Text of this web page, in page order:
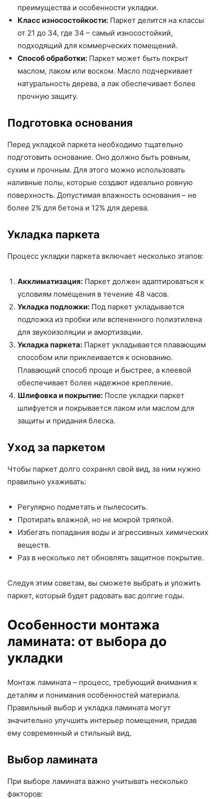
преимущества и особенности укладки.
Класс износостойкости: Паркет делится на классы
от 21 до 34, где 34 – самый износостойкий,
подходящий для коммерческих помещений.
Способ обработки: Паркет может быть покрыт
маслом, лаком или воском. Масло подчеркивает
натуральность дерева, а лак обеспечивает более
прочную защиту.
Подготовка основания
Перед укладкой паркета необходимо тщательно
подготовить основание. Оно должно быть ровным,
сухим и прочным. Для этого можно использовать
наливные полы, которые создают идеально ровную
поверхность. Допустимая влажность основания – не
более 2% для бетона и 12% для дерева.
Укладка паркета
Процесс укладки паркета включает несколько этапов:
Акклиматизация: Паркет должен адаптироваться к
условиям помещения в течение 48 часов.
Укладка подложки: Под паркет укладывается
подложка из пробки или вспененного полиэтилена
для звукоизоляции и амортизации.
Укладка паркета: Паркет укладывается плавающим
способом или приклеивается к основанию.
Плавающий способ проще и быстрее, а клеевой
обеспечивает более надежное крепление.
Шлифовка и покрытие: После укладки паркет
шлифуется и покрывается лаком или маслом для
защиты и придания блеска.
Уход за паркетом
Чтобы паркет долго сохранял свой вид, за ним нужно
правильно ухаживать:
Регулярно подметать и пылесосить.
Протирать влажной, но не мокрой тряпкой.
Избегать попадания воды и агрессивных химических
веществ.
Раз в несколько лет обновлять защитное покрытие.
Следуя этим советам, вы сможете выбрать и уложить
паркет, который будет радовать вас долгие годы.
Особенности монтажа
ламината: от выбора до
укладки
Монтаж ламината – процесс, требующий внимания к
деталям и понимания особенностей материала.
Правильный выбор и укладка ламината могут
значительно улучшить интерьер помещения, придав
ему современный и стильный вид.
Выбор ламината
При выборе ламината важно учитывать несколько
факторов: